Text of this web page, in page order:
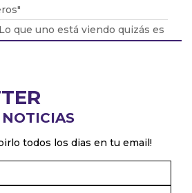
que uno está viendo quizás es
cierto que Matías recibió un
todos los dias en tu email!